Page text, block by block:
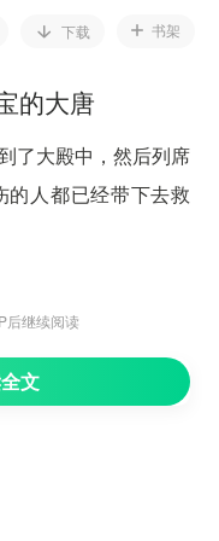
下载 书架
的大唐
了大殿中，然后列席
的人都已经带下去救
肴，酒水是新酿的酒
都有了变化，菜品也
后继续阅读
文